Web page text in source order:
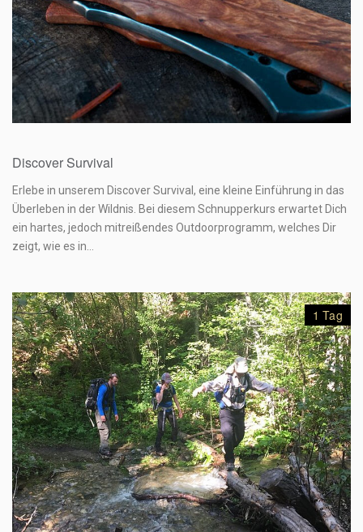
69,90 €
Discover Survival
Erlebe in unserem Discover Survival, eine kleine Einführung in das
Überleben in der Wildnis. Bei diesem Schnupperkurs erwartet Dich
ein hartes, jedoch mitreißendes Outdoorprogramm, welches Dir
zeigt, wie es in…
1 Tag